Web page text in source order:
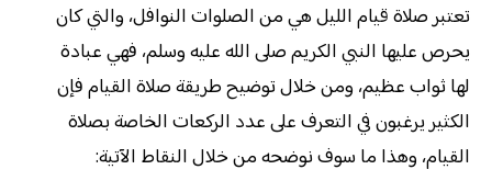
تعتبر صلاة قيام الليل هي من الصلوات النوافل، والتي كان
يحرص عليها النبي الكريم صلى الله عليه وسلم، فهي عبادة
لها ثواب عظيم، ومن خلال توضيح طريقة صلاة القيام فإن
الكثير يرغبون في التعرف على عدد الركعات الخاصة بصلاة
القيام، وهذا ما سوف نوضحه من خلال النقاط الآتية: